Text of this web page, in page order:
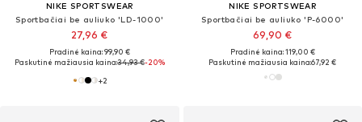
NIKE SPORTSWEAR
Sportbačiai be auliuko 'LD-1000'
27,96 €
Pradinė kaina: 99,90 €
Paskutinė mažiausia kaina:34,93 €-20%
+2
NIKE SPORTSWEAR
Sportbačiai be auliuko 'P-6000'
69,90 €
Pradinė kaina: 119,00 €
Paskutinė mažiausia kaina:67,92 €